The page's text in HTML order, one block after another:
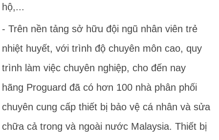
hộ,...
- Trên nền tảng sở hữu đội ngũ nhân viên trẻ
nhiệt huyết, với trình độ chuyên môn cao, quy
trình làm việc chuyên nghiệp, cho đến nay
hãng Proguard đã có hơn 100 nhà phân phối
chuyên cung cấp thiết bị bảo vệ cá nhân và sửa
chữa cả trong và ngoài nước Malaysia. Thiết bị